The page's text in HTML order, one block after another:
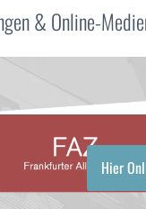
Hier
& Online-